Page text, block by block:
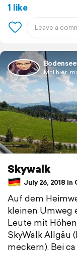
1 like
Bodensee
Mal hier,
Skywalk
July 26, 2018 in
Auf dem
kleinen Umweg
Leute mit
SkyWalk Allgäu
meckern). Bei